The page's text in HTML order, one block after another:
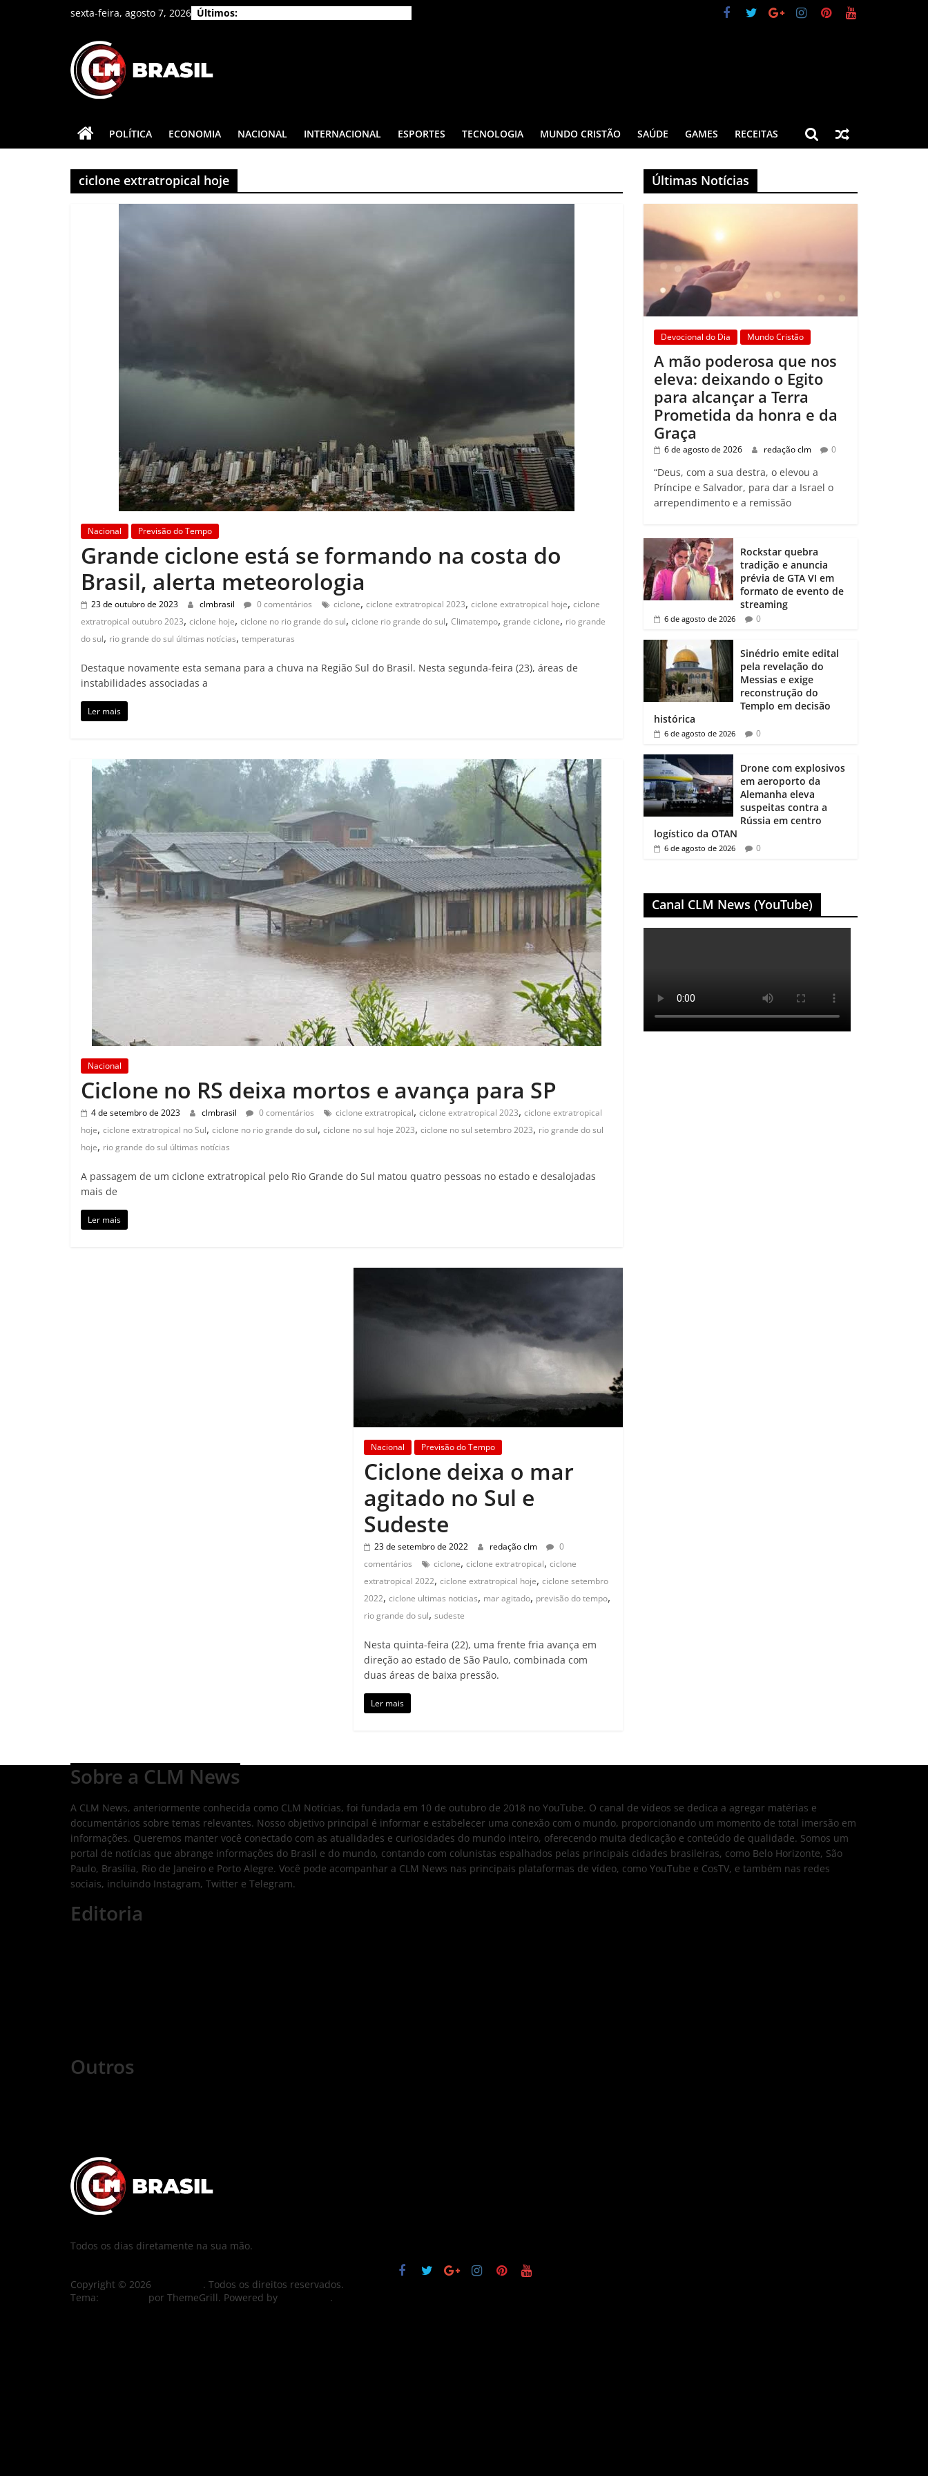
sexta-feira, agosto 7, 2026 Últimos:
CLM
Brasil
As
principais
notícias
POLÍTICA ECONOMIA NACIONAL INTERNACIONAL ESPORTES TECNOLOGIA MUNDO CRISTÃO SAÚDE GAMES RECEITAS
ciclone extratropical hoje
Nacional Previsão do Tempo
Grande ciclone está se formando na costa do
Brasil, alerta meteorologia
23 de outubro de 2023 clmbrasil 0 comentários ciclone, ciclone extratropical 2023, ciclone extratropical hoje, ciclone
extratropical outubro 2023, ciclone hoje, ciclone no rio grande do sul, ciclone rio grande do sul, Climatempo, grande ciclone, rio grande
do sul, rio grande do sul últimas notícias, temperaturas
Destaque novamente esta semana para a chuva na Região Sul do Brasil. Nesta segunda-feira (23), áreas de
instabilidades associadas a
Ler mais
Nacional
Ciclone no RS deixa mortos e avança para SP
4 de setembro de 2023 clmbrasil 0 comentários ciclone extratropical, ciclone extratropical 2023, ciclone extratropical
hoje, ciclone extratropical no Sul, ciclone no rio grande do sul, ciclone no sul hoje 2023, ciclone no sul setembro 2023, rio grande do sul
hoje, rio grande do sul últimas notícias
A passagem de um ciclone extratropical pelo Rio Grande do Sul matou quatro pessoas no estado e desalojadas
mais de
Ler mais
Nacional Previsão do Tempo
Ciclone deixa o mar
agitado no Sul e
Sudeste
23 de setembro de 2022 redação clm
0
comentários
ciclone,ciclone extratropical,ciclone
extratropical 2022,ciclone extratropical hoje,ciclone setembro
2022,ciclone ultimas noticias, mar agitado, previsão do tempo,
rio grande do sul,sudeste
Nesta quinta-feira (22), uma frente fria avança em
direção ao estado de São Paulo, combinada com
duas áreas de baixa pressão.
Ler mais
Últimas Notícias
Devocional do Dia Mundo Cristão
A mão poderosa que nos
eleva: deixando o Egito
para alcançar a Terra
Prometida da honra e da
Graça
6 de agosto de 2026 redação clm 0
“Deus, com a sua destra, o elevou a
Príncipe e Salvador, para dar a Israel o
arrependimento e a remissão
Rockstar quebra
tradição e anuncia
prévia de GTA VI em
formato de evento de
streaming
6 de agosto de 2026 0
Sinédrio emite edital
pela revelação do
Messias e exige
reconstrução do
Templo em decisão
histórica
6 de agosto de 2026 0
Drone com explosivos
em aeroporto da
Alemanha eleva
suspeitas contra a
Rússia em centro
logístico da OTAN
6 de agosto de 2026 0
Canal CLM News (YouTube)
Sobre a CLM News
A CLM News, anteriormente conhecida como CLM Notícias, foi fundada em 10 de outubro de 2018 no YouTube. O canal de vídeos se dedica a agregar matérias e
documentários sobre temas relevantes. Nosso objetivo principal é informar e estabelecer uma conexão com o mundo, proporcionando um momento de total imersão em
informações. Queremos manter você conectado com as atualidades e curiosidades do mundo inteiro, oferecendo muita dedicação e conteúdo de qualidade. Somos um
portal de notícias que abrange informações do Brasil e do mundo, contando com colunistas espalhados pelas principais cidades brasileiras, como Belo Horizonte, São
Paulo, Brasília, Rio de Janeiro e Porto Alegre. Você pode acompanhar a CLM News nas principais plataformas de vídeo, como YouTube e CosTV, e também nas redes
sociais, incluindo Instagram, Twitter e Telegram.
Editoria
Outros
Todos os dias diretamente na sua mão.
Copyright © 2026
. Todos os direitos reservados.
Tema:
por ThemeGrill. Powered by .